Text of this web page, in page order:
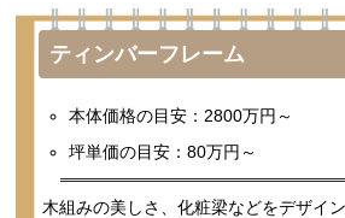
ティンバーフレーム
本体価格の目安：2800万円～
坪単価の目安：80万円～
木組みの美しさ、化粧梁などをデザイ